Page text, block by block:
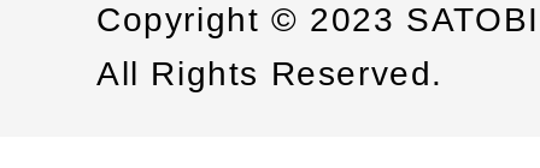
Copyright © 2023
All Rights Reserved.